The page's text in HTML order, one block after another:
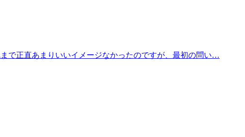
で正直あまりいいイメージなかったのですが、最初の問い…